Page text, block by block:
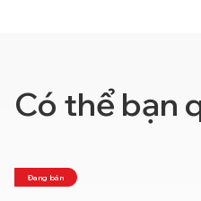
Có thể bạn
Đang bán